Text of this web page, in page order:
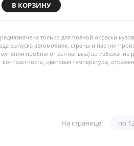
В КОРЗИНУ
только для полной окраски
выпуска автомобиля, страны и партии
пробного тест-напыла) во избежание
цветовая температура,
На странице: по